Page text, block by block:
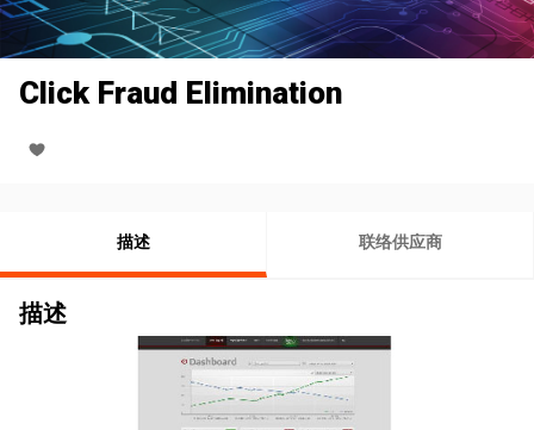
Click Fraud Elimination
描述 联络供应商
描述